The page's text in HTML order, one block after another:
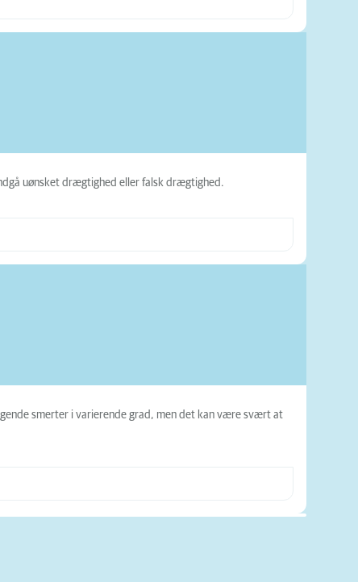
uønsket drægtighed eller falsk drægtighed.
smerter i varierende grad, men det kan være svært at